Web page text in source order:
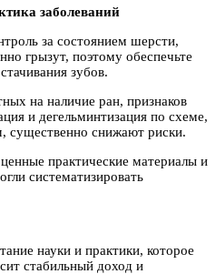
заболеваний
за состоянием шерсти,
грызут, поэтому обеспечьте
зубов.
на наличие ран, признаков
и дегельминтизация по схеме,
существенно снижают риски.
ценные практические материалы и
систематизировать
науки и практики, которое
стабильный доход и